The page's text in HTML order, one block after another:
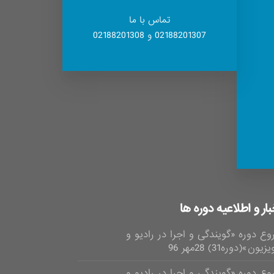
تماس با ما
02188201307 و 02188201308
و اطلاعیه دوره ها
دوره «گویندگی و اجرا در رادیو و
28مهر 96